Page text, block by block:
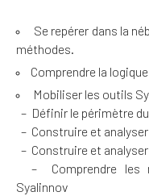
Se repérer dans la
méthodes.
Comprendre la
Mobiliser les outils
– Définir le périmètre
– Construire et
– Construire et
– Comprendre les
Syalinnov